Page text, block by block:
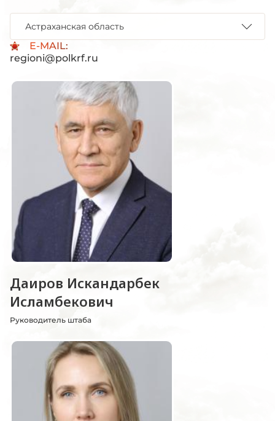
E-MAIL:
regioni@polkrf.ru
Астраханская область
Даиров Искандарбек
Исламбекович
Руководитель штаба